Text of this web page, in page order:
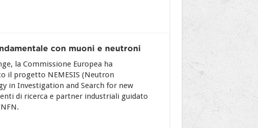
con muoni e neutroni
la Commissione Europea ha
il progetto NEMESIS (Neutron
in Investigation and Search for new
di ricerca e partner industriali guidato